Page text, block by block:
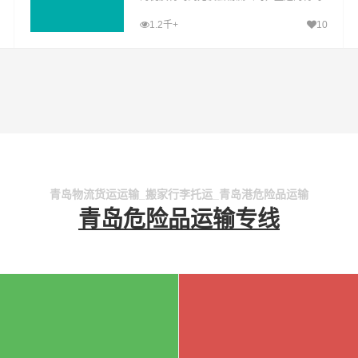
青岛到尤溪县货运公司已成为山邦青岛的优
1.2千+ 10
青岛物流货运运输_搬家行李托运_青岛港危险品运输
青岛危险品运输专线